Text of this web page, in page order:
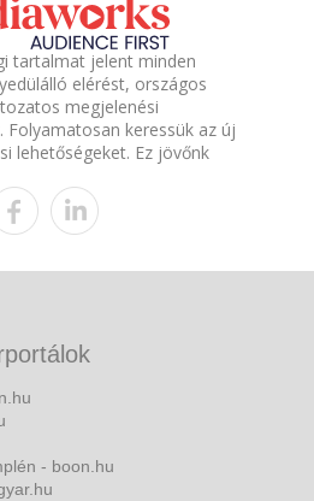
tartalmat jelent minden
elérést, országos
megjelenési
Folyamatosan keressük az új
lehetőségeket. Ez jövőnk
- boon.hu